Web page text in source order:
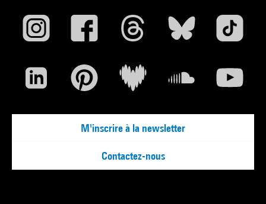
M'inscrire à la newsletter
Contactez-nous